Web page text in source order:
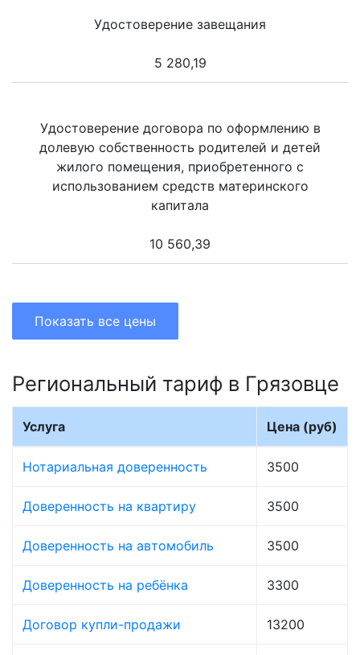
Удостоверение завещания
5 280,19
Удостоверение договора по оформлению в
долевую собственность родителей и детей
жилого помещения, приобретенного с
использованием средств материнского
капитала
10 560,39
Показать все цены
Региональный тариф в Грязовце
Услуга Цена (руб)
Нотариальная доверенность 3500
Доверенность на квартиру 3500
Доверенность на автомобиль 3500
Доверенность на ребёнка 3300
Договор купли-продажи 13200